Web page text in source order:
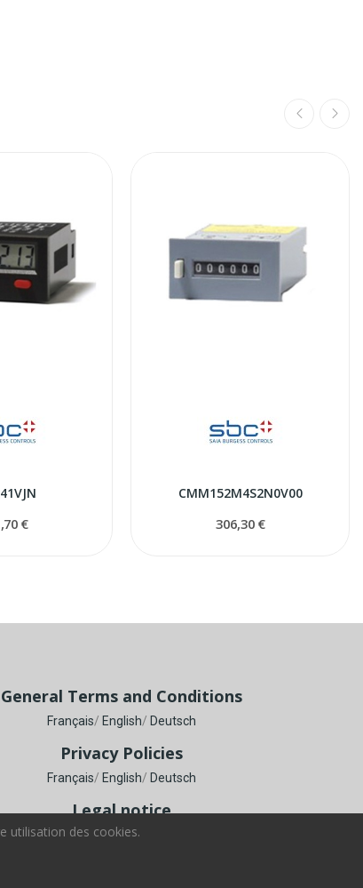
utilisation des cookies.
€
CMM152M4S2N0V00
306,30 €
General Terms and Conditions
Français/ English/ Deutsch
Privacy Policies
Français/ English/ Deutsch
Legal notice
Français /English